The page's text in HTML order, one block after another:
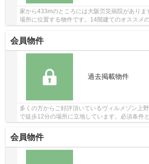
家から433mのところには大阪労災病院がありま
場所に位置する物件です。14階建てのオススメ
レベーターがある物件です。当社オススメの不
会員物件
過去掲載物件
多くの方からご好評頂いているヴィルメゾン上
で徒歩12分の場所に立地しています。必須条件
エレベーター付きの物件です。快適な地上11階...
会員物件